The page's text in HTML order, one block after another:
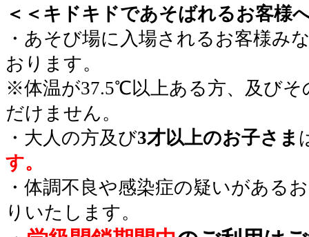
＜＜キドキドであそばれるお客様
・あそび場に入場されるお客様み
おります。
※体温が37.5℃以上ある方、及びそ
だけません。
・大人の方及び3才以上のお子さま
す。
・体調不良や感染症の疑いがある
りいたします。